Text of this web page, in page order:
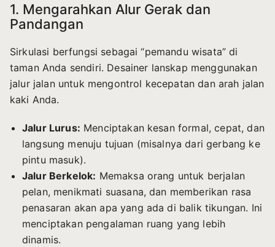
1. Mengarahkan Alur Gerak dan
Pandangan
Sirkulasi berfungsi sebagai “pemandu wisata” di
taman Anda sendiri. Desainer lanskap menggunakan
jalur jalan untuk mengontrol kecepatan dan arah jalan
kaki Anda.
Jalur Lurus: Menciptakan kesan formal, cepat, dan
langsung menuju tujuan (misalnya dari gerbang ke
pintu masuk).
Jalur Berkelok: Memaksa orang untuk berjalan
pelan, menikmati suasana, dan memberikan rasa
penasaran akan apa yang ada di balik tikungan. Ini
menciptakan pengalaman ruang yang lebih
dinamis.